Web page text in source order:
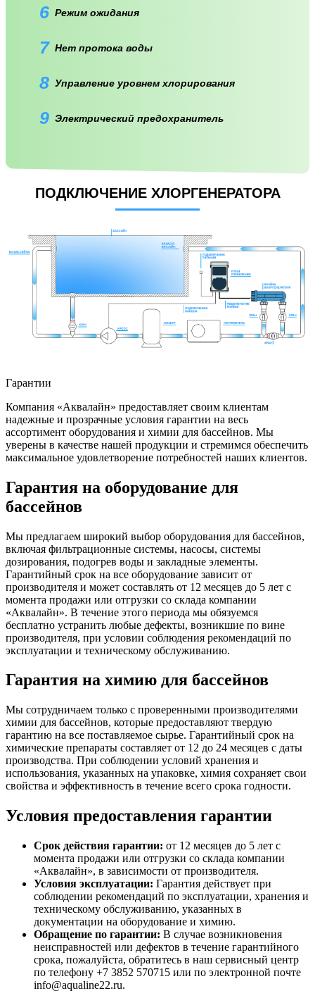
6 Режим ожидания
7 Нет протока воды
8 Управление уровнем хлорирования
9 Электрический предохранитель
ПОДКЛЮЧЕНИЕ ХЛОРГЕНЕРАТОРА
Гарантии
Компания «Аквалайн» предоставляет своим клиентам
надежные и прозрачные условия гарантии на весь
ассортимент оборудования и химии для бассейнов. Мы
уверены в качестве нашей продукции и стремимся обеспечить
максимальное удовлетворение потребностей наших клиентов.
Гарантия на оборудование для
бассейнов
Мы предлагаем широкий выбор оборудования для бассейнов,
включая фильтрационные системы, насосы, системы
дозирования, подогрев воды и закладные элементы.
Гарантийный срок на все оборудование зависит от
производителя и может составлять от 12 месяцев до 5 лет с
момента продажи или отгрузки со склада компании
«Аквалайн». В течение этого периода мы обязуемся
бесплатно устранить любые дефекты, возникшие по вине
производителя, при условии соблюдения рекомендаций по
эксплуатации и техническому обслуживанию.
Гарантия на химию для бассейнов
Мы сотрудничаем только с проверенными производителями
химии для бассейнов, которые предоставляют твердую
гарантию на все поставляемое сырье. Гарантийный срок на
химические препараты составляет от 12 до 24 месяцев с даты
производства. При соблюдении условий хранения и
использования, указанных на упаковке, химия сохраняет свои
свойства и эффективность в течение всего срока годности.
Условия предоставления гарантии
Срок действия гарантии: от 12 месяцев до 5 лет с
момента продажи или отгрузки со склада компании
«Аквалайн», в зависимости от производителя.
Условия эксплуатации: Гарантия действует при
соблюдении рекомендаций по эксплуатации, хранения и
техническому обслуживанию, указанных в
документации на оборудование и химию.
Обращение по гарантии: В случае возникновения
неисправностей или дефектов в течение гарантийного
срока, пожалуйста, обратитесь в наш сервисный центр
по телефону +7 3852 570715 или по электронной почте
info@aqualine22.ru.